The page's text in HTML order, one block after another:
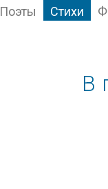
Поэты Стихи
В